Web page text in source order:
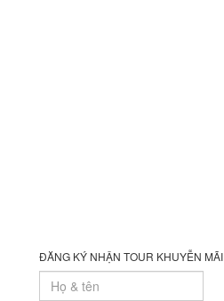
ĐĂNG KÝ NHẬN TOUR KHUYỄN MÃI